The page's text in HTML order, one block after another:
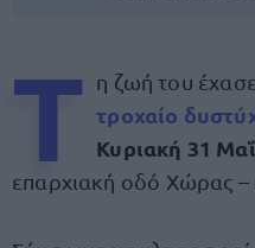
Τ η ζωή του
τροχαίο
Κυριακή 31
επαρχιακή οδό Χώρας –